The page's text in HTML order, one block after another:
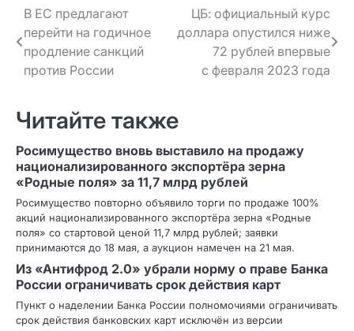
Навигация
по записям
В ЕС предлагают
перейти на годичное
продление санкций
против России
ЦБ: официальный курс
доллара опустился ниже
72 рублей впервые
с февраля 2023 года
Читайте также
Росимущество вновь выставило на продажу
национализированного экспортёра зерна
«Родные поля» за 11,7 млрд рублей
Росимущество повторно объявило торги по продаже 100%
акций национализированного экспортёра зерна «Родные
поля» со стартовой ценой 11,7 млрд рублей; заявки
принимаются до 18 мая, а аукцион намечен на 21 мая.
Из «Антифрод 2.0» убрали норму о праве Банка
России ограничивать срок действия карт
Пункт о наделении Банка России полномочиями ограничивать
срок действия банковских карт исключён из версии